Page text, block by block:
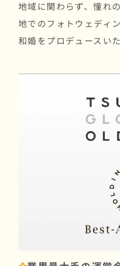
地域に関わらず、憧れ
地でのフォトウェディ
和婚をプロデュースいた